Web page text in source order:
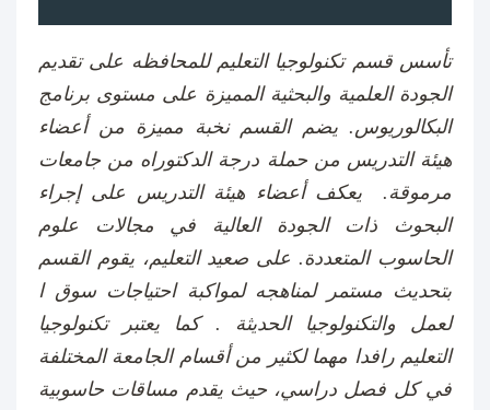
تأسس قسم تكنولوجيا التعليم للمحافظه على تقديم
الجودة العلمية والبحثية المميزة على مستوى برنامج
البكالوريوس. ​يضم القسم نخبة مميزة من أعضاء
هيئة التدريس من حملة درجة الدكتوراه من جامعات
مرموقة. يعكف أعضاء هيئة التدريس على إجراء
البحوث ذات الجودة العالية في مجالات علوم
الحاسوب المتعددة. على صعيد التعليم، يقوم القسم
بتحديث مستمر لمناهجه لمواكبة احتياجات سوق ا
لعمل والتكنولوجيا الحديثة
. كما يعتبر تكنولوجيا
التعليم رافدا مهما لكثير من أقسام الجامعة المختلفة
في كل فصل دراسي، حيث يقدم مساقات حاسوبية